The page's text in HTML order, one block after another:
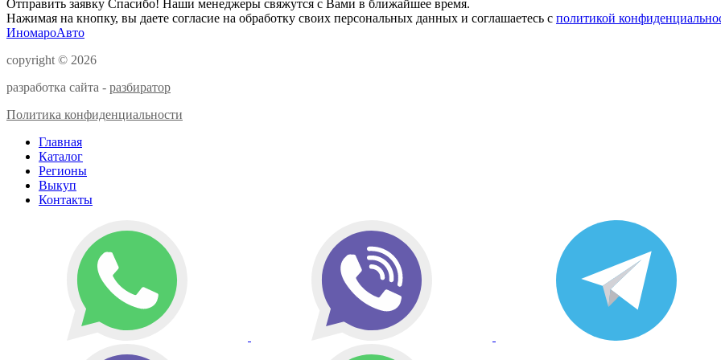
Отправить заявку Спасибо! Наши менеджеры свяжутся с Вами в ближайшее время.
Нажимая на кнопку, вы даете согласие на обработку своих персональных данных и соглашаетесь с политикой
ИномароАвто
copyright © 2026
разработка сайта - разбиратор
Политика конфиденциальности
Главная
Каталог
Регионы
Выкуп
Контакты